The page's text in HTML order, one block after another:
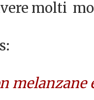
molti
melanzane